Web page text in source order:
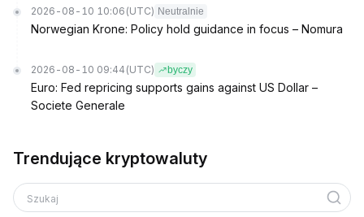
2026-08-10 10:06 (UTC) Neutralnie
Norwegian Krone: Policy hold guidance in focus – Nomura
2026-08-10 09:44 (UTC) byczy
Euro: Fed repricing supports gains against US Dollar –
Societe Generale
Trendujące kryptowaluty
Szukaj